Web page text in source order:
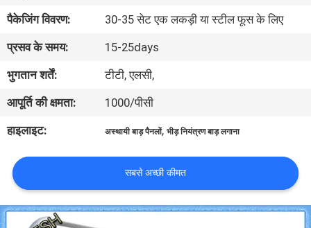
गुणवत्ता
नियंत्रण
संपर्क
करें
एक
उद्धरण
का
पैकेजिंग विवरण:
30-35 सेट एक लकड़ी या स्टील फूस के लिए
प्रसव के समय:
15-25days
भुगतान शर्तें:
टीटी, एलसी,
आपूर्ति की क्षमता:
1000/पीसी
हाइलाइट:
अस्थायी बाड़ पैनलों,भीड़ नियंत्रण बाड़ लगाना
सबसे अच्छी कीमत